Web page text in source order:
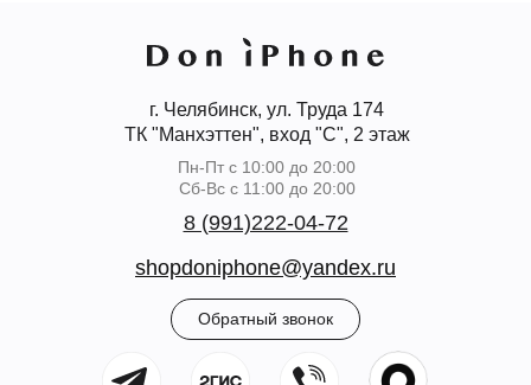
г. Челябинск, ул. Труда 174
ТК "Манхэттен", вход "С", 2 этаж
Пн-Пт с 10:00 до 20:00
Сб-Вс с 11:00 до 20:00
Обратный звонок
8 (991)222-04-72
shopdoniphone@yandex.ru